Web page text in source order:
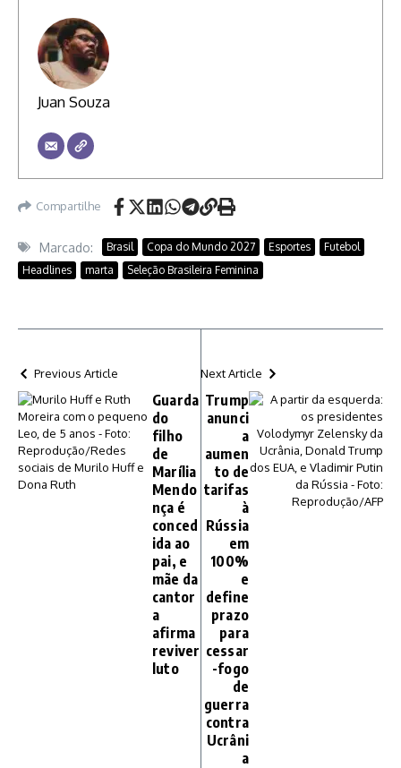
Juan Souza
Compartilhe
Marcado: Brasil Copa do Mundo 2027 Esportes
Futebol
Headlines
marta Seleção Brasileira Feminina
Previous Article
Guarda
do
filho
de
Marília
Mendo
nça é
conced
ida ao
pai, e
mãe da
cantor
a
afirma
reviver
luto
Next Article
Trump
anunci
a
aumen
to de
tarifas
à
Rússia
em
100%
e
define
prazo
para
cessar
-fogo
de
guerra
contra
Ucrâni
a